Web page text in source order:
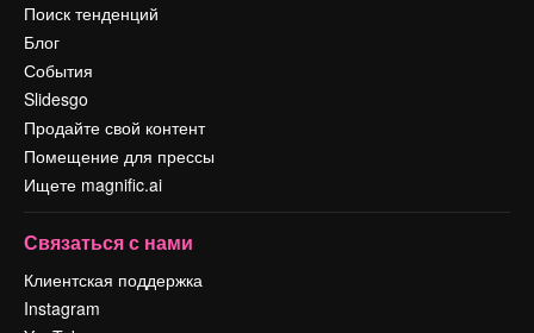
Поиск тенденций
Блог
События
Slidesgo
Продайте свой контент
Помещение для прессы
Ищете magnific.ai
Связаться с нами
Клиентская поддержка
Instagram